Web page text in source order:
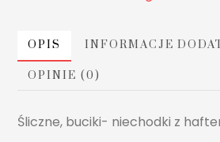
OPIS INFORMACJE
OPINIE (0)
Śliczne, buciki- niechodki z